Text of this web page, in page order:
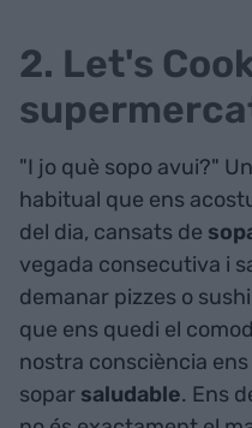
2. Let's
"I jo què sopo avui?"
habitual que ens
del dia, cansats de
vegada consecutiva i
demanar pizzes o
que ens quedi el
nostra consciència
sopar saludable. Ens